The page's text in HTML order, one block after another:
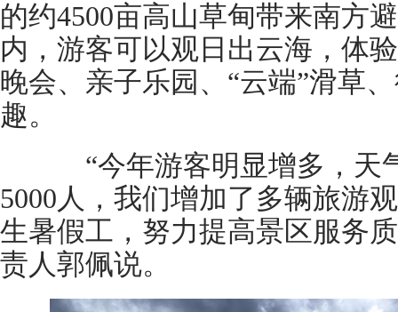
的约4500亩高山草甸带来南方
内，游客可以观日出云海，体
晚会、亲子乐园、“云端”滑草
趣。
“今年游客明显增多，天
5000人，我们增加了多辆旅游
生暑假工，努力提高景区服务
责人郭佩说。